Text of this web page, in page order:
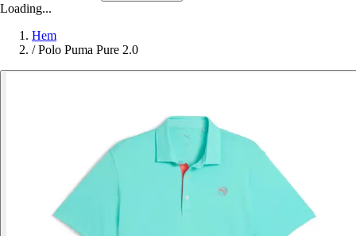
Loading...
Hem
/ Polo Puma Pure 2.0